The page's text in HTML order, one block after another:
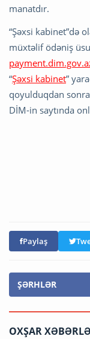
manatdır.
“Şəxsi kabinet”də
müxtəlif ödəniş
“Şəxsi kabinet”
qoyulduqdan
DİM-in saytında
Paylaş
ŞƏRHLƏR
OXŞAR